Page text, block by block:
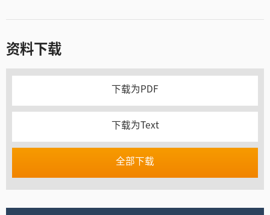
资料下载
下载为PDF
下载为Text
全部下载